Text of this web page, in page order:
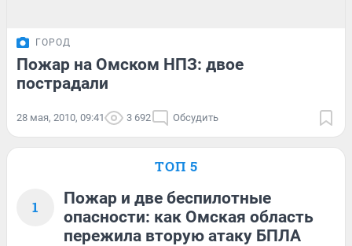
ГОРОД
Пожар на Омском НПЗ: двое
пострадали
28 мая, 2010, 09:41 3 692 Обсудить
ТОП 5
1
Пожар и две беспилотные
опасности: как Омская область
пережила вторую атаку БПЛА